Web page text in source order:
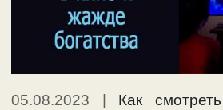
05.08.2023
Как